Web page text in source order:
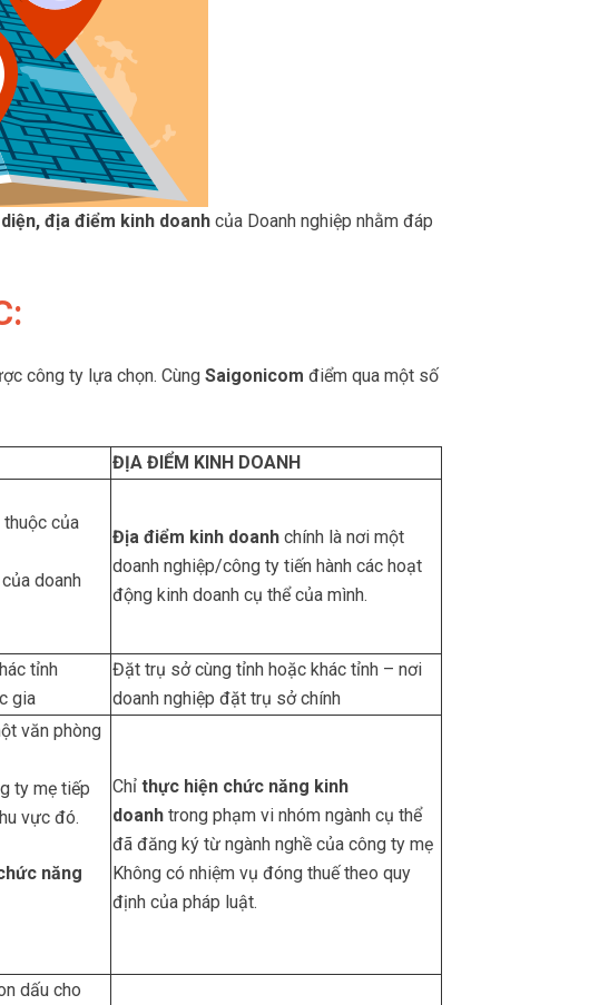
địa điểm kinh doanh của Doanh nghiệp nhằm đáp
công ty lựa chọn. Cùng Saigonicom điểm qua một số
ĐỊA ĐIỂM KINH DOANH
của
doanh
Địa điểm kinh doanh chính là nơi một
doanh nghiệp/công ty tiến hành các hoạt
động kinh doanh cụ thể của mình.
tỉnh
gia
Đặt trụ sở cùng tỉnh hoặc khác tỉnh – nơi
doanh nghiệp đặt trụ sở chính
văn phòng
ty mẹ tiếp
vực đó.
năng
Chỉ thực hiện chức năng kinh
doanh trong phạm vi nhóm ngành cụ thể
đã đăng ký từ ngành nghề của công ty mẹ
Không có nhiệm vụ đóng thuế theo quy
định của pháp luật.
dấu cho